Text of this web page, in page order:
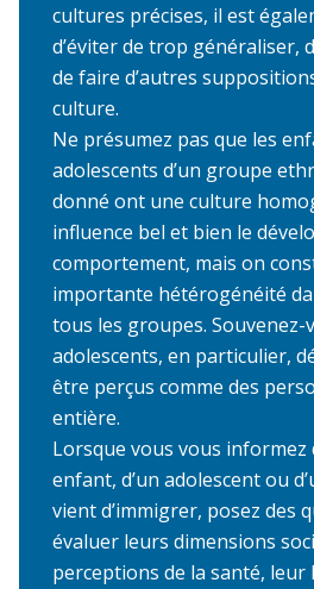
cultures précises, il est
d’éviter de trop généraliser,
de faire d’autres
culture.
Ne présumez pas que les
adolescents d’un groupe
donné ont une culture
influence bel et bien le
comportement, mais on
importante hétérogénéité
tous les groupes. Souvenez-
adolescents, en particulier,
être perçus comme des
entière.
Lorsque vous vous informez
enfant, d’un adolescent ou
vient d’immigrer, posez des
évaluer leurs dimensions
perceptions de la santé, leur